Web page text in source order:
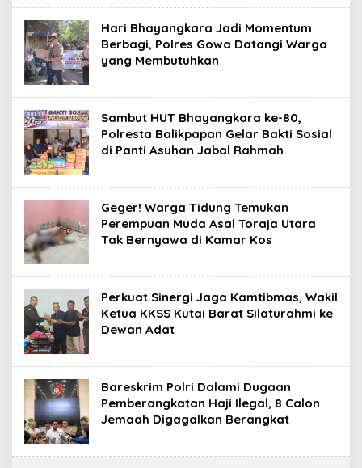
Hari Bhayangkara Jadi Momentum
Berbagi, Polres Gowa Datangi Warga
yang Membutuhkan
Sambut HUT Bhayangkara ke-80,
Polresta Balikpapan Gelar Bakti Sosial
di Panti Asuhan Jabal Rahmah
Geger! Warga Tidung Temukan
Perempuan Muda Asal Toraja Utara
Tak Bernyawa di Kamar Kos
Perkuat Sinergi Jaga Kamtibmas, Wakil
Ketua KKSS Kutai Barat Silaturahmi ke
Dewan Adat
Bareskrim Polri Dalami Dugaan
Pemberangkatan Haji Ilegal, 8 Calon
Jemaah Digagalkan Berangkat